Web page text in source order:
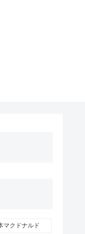
マクドナルド